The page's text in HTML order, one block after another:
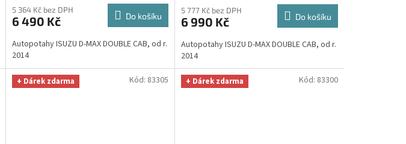
M
A
Kč
5 364 Kč bez DPH
6 490 Kč Do košíku
Autopotahy ISUZU D-MAX DOUBLE CAB, od r.
2014
M
A
5 777 Kč bez DPH
6 990 Kč Do košíku
Autopotahy ISUZU D-MAX DOUBLE CAB, od r.
2014
+ Dárek zdarma Kód: 83305 + Dárek zdarma Kód: 83300